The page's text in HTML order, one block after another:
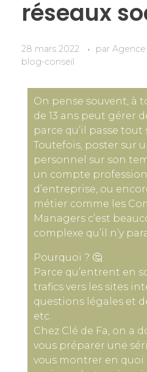
réseaux
28 mars 2022 par Agence
blog-conseil
On pense souvent, à
de 13 ans peut gérer
parce qu’il passe tout
Toutefois, poster sur
personnel sur son
un compte
d’entreprise, ou
métier comme les
Managers c’est
complexe qu’il n’y
Pourquoi ? 🤔
Parce qu’entrent en
trafics vers les sites
questions légales et
etc.
Chez Clé de Fa, on a
vous préparer une
vous montrer en quoi